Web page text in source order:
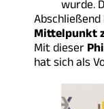
wurde.
Mittelpunkt
Mit dieser
hat sich als